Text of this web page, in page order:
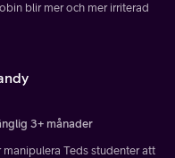
blir mer och mer irriterad
3+ månader
Teds studenter att